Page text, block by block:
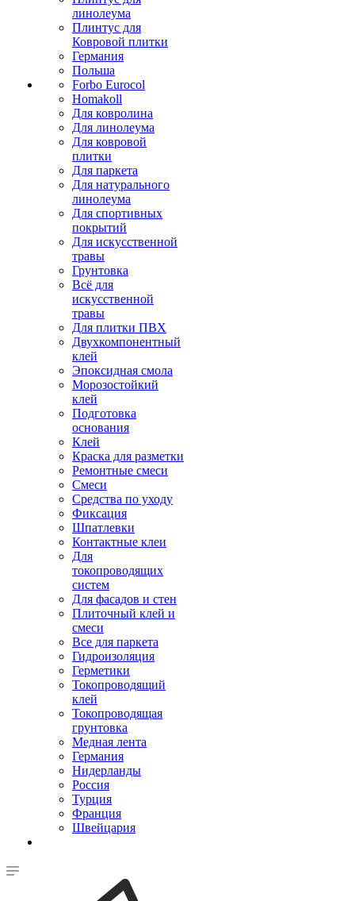
линолеума
Плинтус для
Ковровой плитки
Германия
Польша
Forbo Eurocol
Homakoll
Для ковролина
Для линолеума
Для ковровой
плитки
Для паркета
Для натурального
линолеума
Для спортивных
покрытий
Для искусственной
травы
Грунтовка
Всё для
искусственной
травы
Для плитки ПВХ
Двухкомпонентный
клей
Эпоксидная смола
Морозостойкий
клей
Подготовка
основания
Клей
Краска для разметки
Ремонтные смеси
Смеси
Средства по уходу
Фиксация
Шпатлевки
Контактные клеи
Для
токопроводящих
систем
Для фасадов и стен
Плиточный клей и
смеси
Все для паркета
Гидроизоляция
Герметики
Токопроводящий
клей
Токопроводящая
грунтовка
Медная лента
Германия
Нидерланды
Россия
Турция
Франция
Швейцария